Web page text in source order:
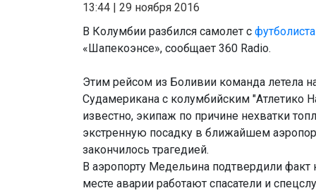
13:44
29 ноября 2016
В Колумбии разбился самолет с
«Шапекоэнсе», сообщает 360 Radio.
Этим рейсом из Боливии команда летела
Судамерикана с колумбийским "Атлетико
известно, экипаж по причине нехватки
экстренную посадку в ближайшем
закончилось трагедией.
В аэропорту Медельина подтвердили факт
месте аварии работают спасатели и